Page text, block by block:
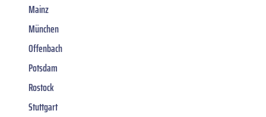
Mainz
München
Offenbach
Potsdam
Rostock
Stuttgart